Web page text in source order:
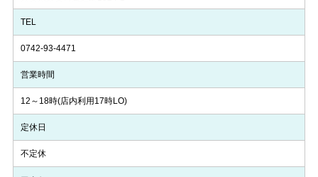
TEL
0742-93-4471
営業時間
12～18時(店内利用17時LO)
定休日
不定休